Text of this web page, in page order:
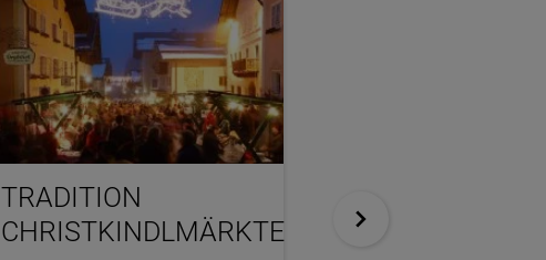
TRADITION
CHRISTKINDLMÄRKTE